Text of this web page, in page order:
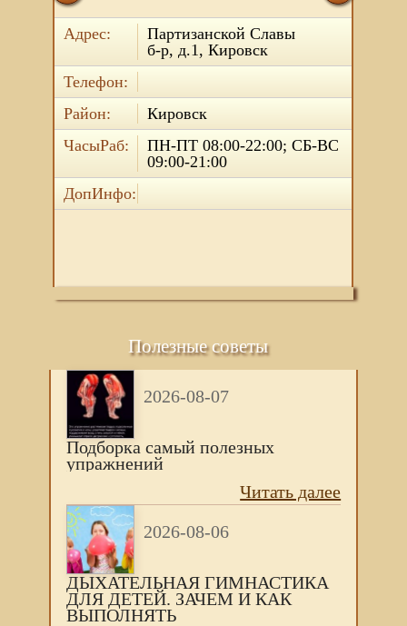
Адрес:
Партизанской Славы
б-р, д.1, Кировск
Телефон:
Район:
Кировск
ЧасыРаб:
ПН-ПТ 08:00-22:00; СБ-ВС
09:00-21:00
ДопИнфо:
Полезные советы
2026-08-07
Подборка самый полезных
упражнений
Читать далее
2026-08-06
ДЫХАТЕЛЬНАЯ ГИМНАСТИКА
ДЛЯ ДЕТЕЙ. ЗАЧЕМ И КАК
ВЫПОЛНЯТЬ